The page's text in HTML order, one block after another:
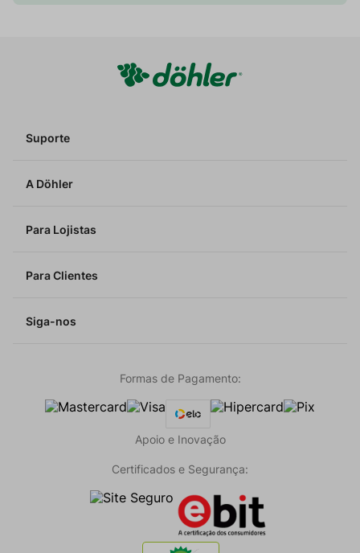
Suporte
A Döhler
Para Lojistas
Para Clientes
Siga-nos
Formas de Pagamento:
Apoio e Inovação
Certificados e Segurança: